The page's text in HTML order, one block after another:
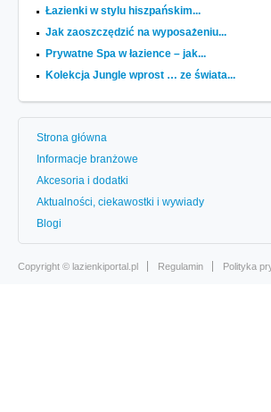
Łazienki w stylu hiszpańskim...
Jak zaoszczędzić na wyposażeniu...
Prywatne Spa w łazience – jak...
Kolekcja Jungle wprost … ze świata...
Strona główna
Informacje branżowe
Akcesoria i dodatki
Aktualności, ciekawostki i wywiady
Blogi
Copyright © lazienkiportal.pl Regulamin Polityka